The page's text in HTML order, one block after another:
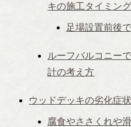
キの施工タイミング
足場設置前後
ルーフバルコニー
計の考え方
ウッドデッキの劣化症
腐食やささくれや